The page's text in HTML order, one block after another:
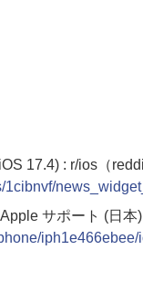
17.4) : r/ios（
1cibnvf/
サポート (日本)
iph1e466ebee/